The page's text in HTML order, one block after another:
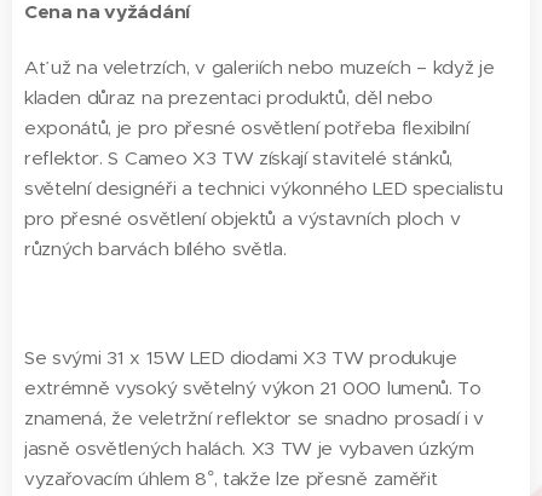
Cena na vyžádání
Ať už na veletrzích, v galeriích nebo muzeích – když je
kladen důraz na prezentaci produktů, děl nebo
exponátů, je pro přesné osvětlení potřeba flexibilní
reflektor. S Cameo X3 TW získají stavitelé stánků,
světelní designéři a technici výkonného LED specialistu
pro přesné osvětlení objektů a výstavních ploch v
různých barvách bílého světla.
Se svými 31 x 15W LED diodami X3 TW produkuje
extrémně vysoký světelný výkon 21 000 lumenů. To
znamená, že veletržní reflektor se snadno prosadí i v
jasně osvětlených halách. X3 TW je vybaven úzkým
vyzařovacím úhlem 8°, takže lze přesně zaměřit